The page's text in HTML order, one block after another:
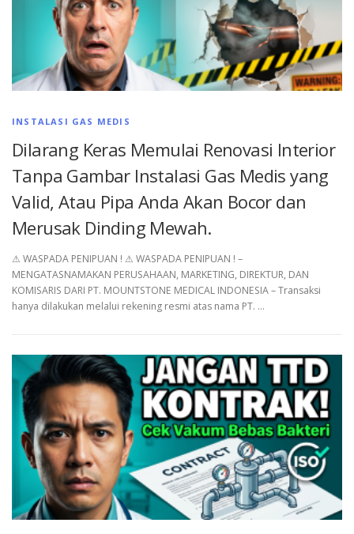
INSTALASI GAS MEDIS
Dilarang Keras Memulai Renovasi Interior
Tanpa Gambar Instalasi Gas Medis yang
Valid, Atau Pipa Anda Akan Bocor dan
Merusak Dinding Mewah.
⚠︎ WASPADA PENIPUAN ! ⚠︎ WASPADA PENIPUAN ! –
MENGATASNAMAKAN PERUSAHAAN, MARKETING, DIREKTUR, DAN
KOMISARIS DARI PT. MOUNTSTONE MEDICAL INDONESIA – Transaksi
hanya dilakukan melalui rekening resmi atas nama PT. …